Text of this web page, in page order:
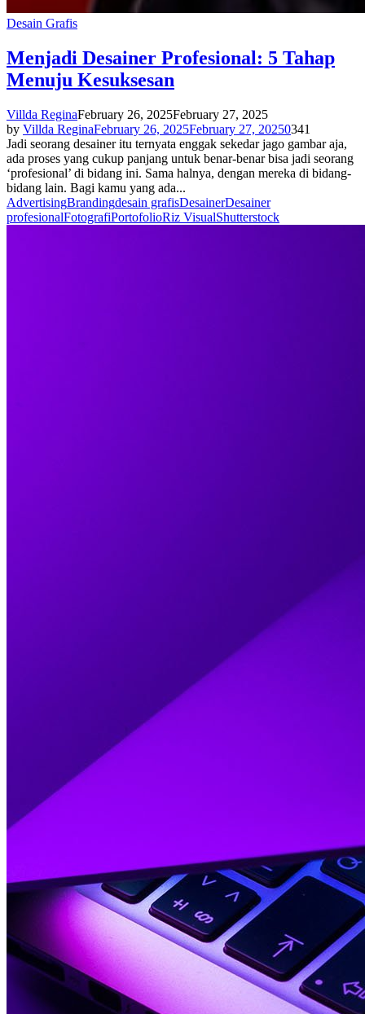
Desain Grafis
Menjadi Desainer Profesional: 5 Tahap
Menuju Kesuksesan
Villda ReginaFebruary 26, 2025February 27, 2025
by Villda ReginaFebruary 26, 2025February 27, 20250341
Jadi seorang desainer itu ternyata enggak sekedar jago gambar aja,
ada proses yang cukup panjang untuk benar-benar bisa jadi seorang
‘profesional’ di bidang ini. Sama halnya, dengan mereka di bidang-
bidang lain. Bagi kamu yang ada...
AdvertisingBrandingdesain grafisDesainerDesainer
profesionalFotografiPortofolioRiz VisualShutterstock